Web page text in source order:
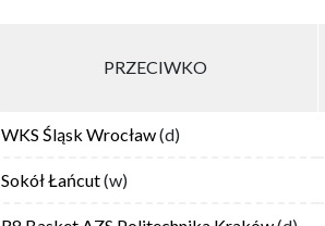
PRZECIWKO
WKS Śląsk Wrocław(d)
Sokół Łańcut(w)
PRZECIWKO
WKS Śląsk Wrocław(d)
Sokół Łańcut(w)